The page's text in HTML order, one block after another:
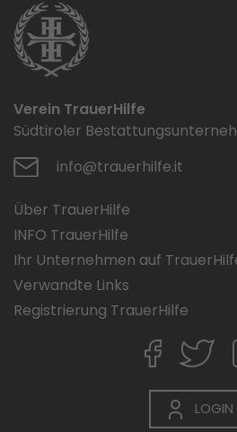
Verein TrauerHilfe
Südtiroler
info@trauerhilfe.it
Über TrauerHilfe
INFO TrauerHilfe
Ihr Unternehmen auf
Verwandte Links
Registrierung TrauerHilfe
LOGIN